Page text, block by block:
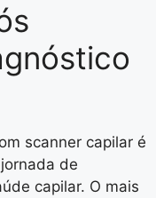
scanner capilar é
de
capilar. O mais